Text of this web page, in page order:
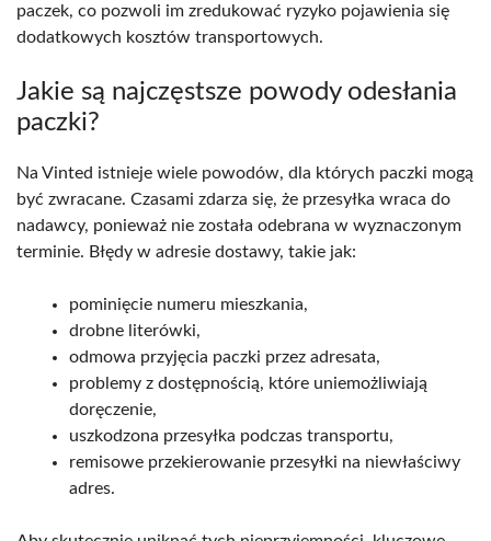
paczek, co pozwoli im zredukować ryzyko pojawienia się
dodatkowych kosztów transportowych.
Jakie są najczęstsze powody odesłania
paczki?
Na Vinted istnieje wiele powodów, dla których paczki mogą
być zwracane. Czasami zdarza się, że przesyłka wraca do
nadawcy, ponieważ nie została odebrana w wyznaczonym
terminie. Błędy w adresie dostawy, takie jak:
pominięcie numeru mieszkania,
drobne literówki,
odmowa przyjęcia paczki przez adresata,
problemy z dostępnością, które uniemożliwiają
doręczenie,
uszkodzona przesyłka podczas transportu,
remisowe przekierowanie przesyłki na niewłaściwy
adres.